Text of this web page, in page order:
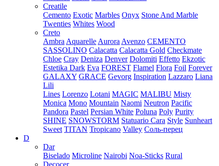
Creatile
Cemento Exotic Marbles Onyx Stone And Marble
Twenties Whites Wood
Creto
Ambra Aquarelle Aurora Avenzo CEMENTO
SASSOLINO Calacatta Calacatta Gold Checkmate
Chloe Cray Deniza Denver Dolomiti Effetto Ekzotic
Estetika Dark Eva FOREST Flamel Flora Foil Forever
GALAXY GRACE Gevorg Inspiration Lazzaro Liana
Lili
Lines Lorenzo Lotani MAGIC MALIBU Misty
Monica Mono Mountain Naomi Neutron Pacific
Pandora Pastel Persian White Poluna Poly Purity
SHINE SNOWSTORM Statuario Cara Style Sunheart
Sweet TITAN Tropicano Valley Соль-перец
D
Dar
Biselado Microline Nairobi Noa-Sticks Rural